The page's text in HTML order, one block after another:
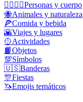
👩‍❤️‍💋‍👨Personas y cuerpo
🐝Animales y naturaleza
🍕Comida y bebida
🌇Viajes y lugares
🥎Actividades
📙Objetos
💯Símbolos
🇺🇸Banderas
🎊Fiestas
🦄Emojis temáticos